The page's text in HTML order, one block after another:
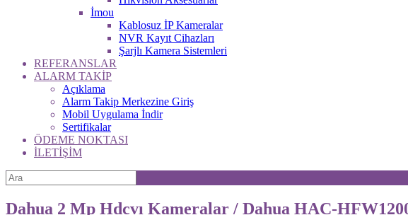
İmou
Kablosuz İP Kameralar
NVR Kayıt Cihazları
Şarjlı Kamera Sistemleri
REFERANSLAR
ALARM TAKİP
Açıklama
Alarm Takip Merkezine Giriş
Mobil Uygulama İndir
Sertifikalar
ÖDEME NOKTASI
İLETİŞİM
Dahua 2 Mp Hdcvı Kameralar / Dahua HAC-